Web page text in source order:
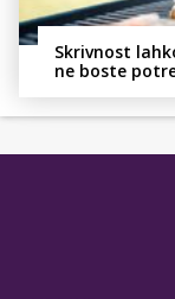
Skrivnost
ne boste